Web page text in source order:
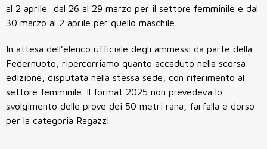
al 2 aprile: dal 26 al 29 marzo per il settore femminile e dal
30 marzo al 2 aprile per quello maschile.
In attesa dell’elenco ufficiale degli ammessi da parte della
Federnuoto, ripercorriamo quanto accaduto nella scorsa
edizione, disputata nella stessa sede, con riferimento al
settore femminile. Il format 2025 non prevedeva lo
svolgimento delle prove dei 50 metri rana, farfalla e dorso
per la categoria Ragazzi.